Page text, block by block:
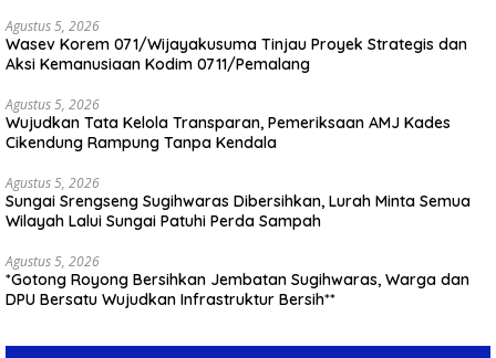
Agustus 5, 2026
Wasev Korem 071/Wijayakusuma Tinjau Proyek Strategis dan
Aksi Kemanusiaan Kodim 0711/Pemalang
Agustus 5, 2026
Wujudkan Tata Kelola Transparan, Pemeriksaan AMJ Kades
Cikendung Rampung Tanpa Kendala
Agustus 5, 2026
Sungai Srengseng Sugihwaras Dibersihkan, Lurah Minta Semua
Wilayah Lalui Sungai Patuhi Perda Sampah
Agustus 5, 2026
*Gotong Royong Bersihkan Jembatan Sugihwaras, Warga dan
DPU Bersatu Wujudkan Infrastruktur Bersih**